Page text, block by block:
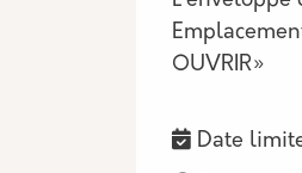
OUVRIR»
Date